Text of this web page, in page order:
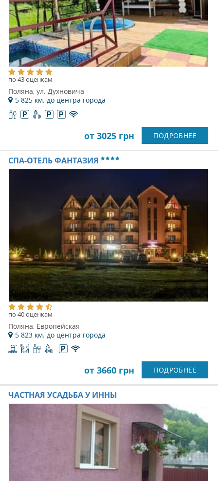
по 43 оценкам
Поляна, ул. Духновича
5 825 км. до центра города
от 3025 грн ПОДРОБНЕЕ
СПА-ОТЕЛЬ ФАНТАЗИЯ
по 40 оценкам
Поляна, Европейская
5 823 км. до центра города
от 3660 грн ПОДРОБНЕЕ
ЧАСТНАЯ УСАДЬБА У ИННЫ